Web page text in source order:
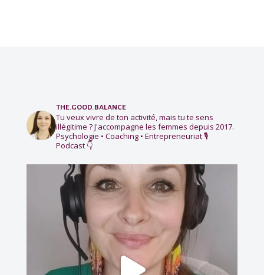
the.good.balance
Tu veux vivre de ton activité, mais tu te sens
illégitime ?J'accompagne les femmes depuis 2017.
Psychologie • Coaching • Entrepreneuriat🎙️
Podcast 👇